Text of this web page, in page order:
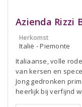
Azienda Rizzi
Herkomst
Italië - Piemonte
Italiaanse, volle
van kersen en
Jong gedronken
heerlijk bij verfijnd